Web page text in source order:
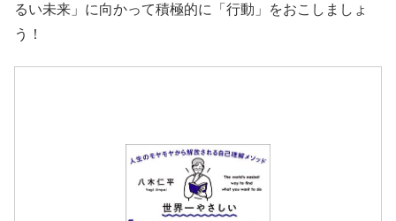
るい未来」に向かって積極的に「行動」をおこしましょ
う！